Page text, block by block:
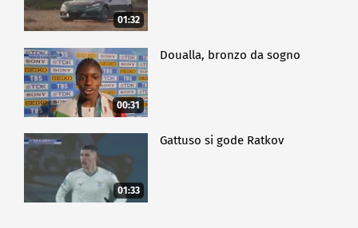
01:32
00:31
Doualla, bronzo da sogno
01:33
Gattuso si gode Ratkov